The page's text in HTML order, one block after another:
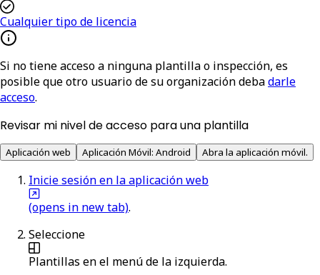
Cualquier tipo de licencia
Si no tiene acceso a ninguna plantilla o inspección, es
posible que otro usuario de su organización debadarle
acceso.
Revisar mi nivel de acceso para una plantilla
Aplicación web Aplicación Móvil: Android Abra la aplicación móvil.
Inicie sesión en la aplicación web
(opens in new tab).
Seleccione
Plantillas en el menú de la izquierda.